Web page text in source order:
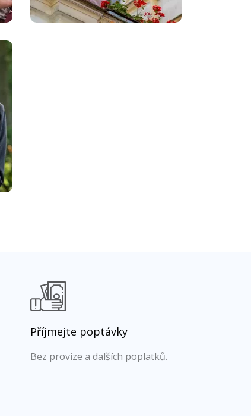
Příjmejte poptávky
Bez provize a dalších poplatků.